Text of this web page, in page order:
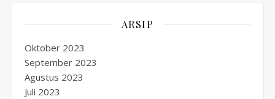
ARSIP
Oktober 2023
September 2023
Agustus 2023
Juli 2023